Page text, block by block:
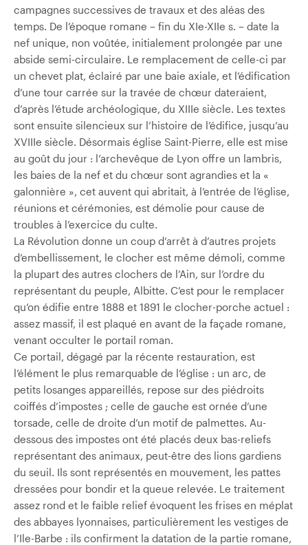
campagnes successives de travaux et des aléas des
temps. De l’époque romane – fin du XIe-XIIe s. – date la
nef unique, non voûtée, initialement prolongée par une
abside semi-circulaire. Le remplacement de celle-ci par
un chevet plat, éclairé par une baie axiale, et l’édification
d’une tour carrée sur la travée de chœur dateraient,
d’après l’étude archéologique, du XIIIe siècle. Les textes
sont ensuite silencieux sur l’histoire de l’édifice, jusqu’au
XVIIIe siècle. Désormais église Saint-Pierre, elle est mise
au goût du jour : l’archevêque de Lyon offre un lambris,
les baies de la nef et du chœur sont agrandies et la «
galonnière », cet auvent qui abritait, à l’entrée de l’église,
réunions et cérémonies, est démolie pour cause de
troubles à l’exercice du culte.
La Révolution donne un coup d’arrêt à d’autres projets
d’embellissement, le clocher est même démoli, comme
la plupart des autres clochers de l’Ain, sur l’ordre du
représentant du peuple, Albitte. C’est pour le remplacer
qu’on édifie entre 1888 et 1891 le clocher-porche actuel :
assez massif, il est plaqué en avant de la façade romane,
venant occulter le portail roman.
Ce portail, dégagé par la récente restauration, est
l’élément le plus remarquable de l’église : un arc, de
petits losanges appareillés, repose sur des piédroits
coiffés d’impostes ; celle de gauche est ornée d’une
torsade, celle de droite d’un motif de palmettes. Au-
dessous des impostes ont été placés deux bas-reliefs
représentant des animaux, peut-être des lions gardiens
du seuil. Ils sont représentés en mouvement, les pattes
dressées pour bondir et la queue relevée. Le traitement
assez rond et le faible relief évoquent les frises en méplat
des abbayes lyonnaises, particulièrement les vestiges de
l’Ile-Barbe : ils confirment la datation de la partie romane,